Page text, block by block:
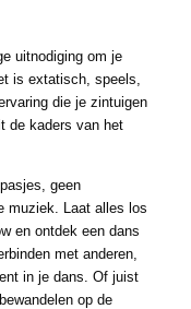
uitnodiging om je
is extatisch, speels,
die je zintuigen
de kaders van het
geen
muziek. Laat alles los
en ontdek een dans
met anderen,
in je dans. Of juist
op de